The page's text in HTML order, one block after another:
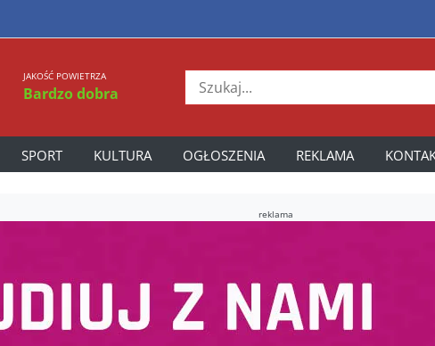
JAKOŚĆ POWIETRZA
Bardzo dobra
SPORT KULTURA OGŁOSZENIA REKLAMA
reklama